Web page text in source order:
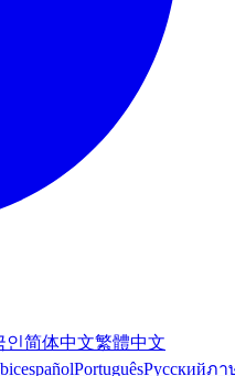
인简体中文繁體中文
españolPortuguêsРусскийภา